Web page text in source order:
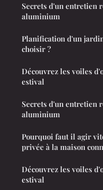
Secrets d'un entretien
aluminium
Planification d'un
choisir ?
Découvrez les voiles
estival
Secrets d'un entretien
aluminium
Pourquoi faut il agir
privée à la maison
Découvrez les voiles
estival